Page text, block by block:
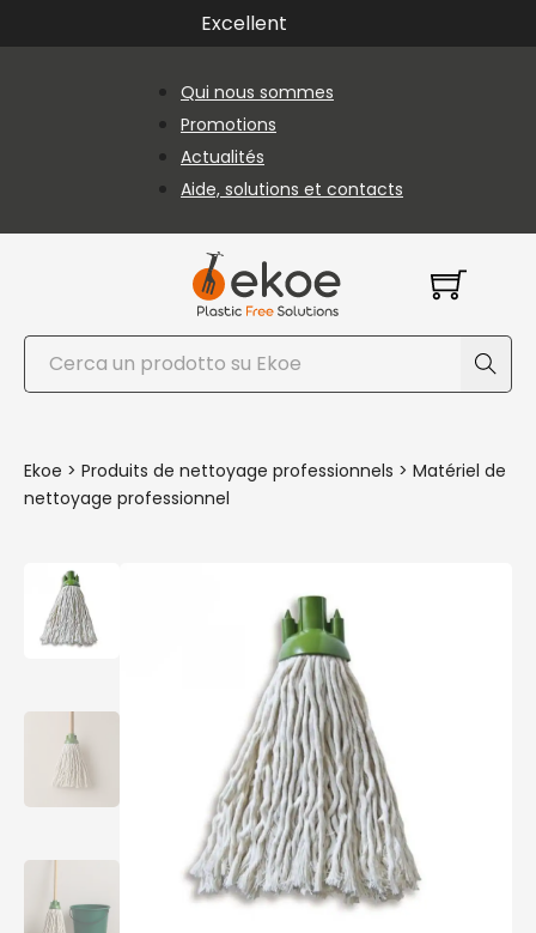
Passer au contenu principal
Passer au pied de page
Excellent
Qui nous sommes
Promotions
Actualités
Aide, solutions et contacts
Rechercher
Ekoe > Produits de nettoyage professionnels > Matériel de
nettoyage professionnel